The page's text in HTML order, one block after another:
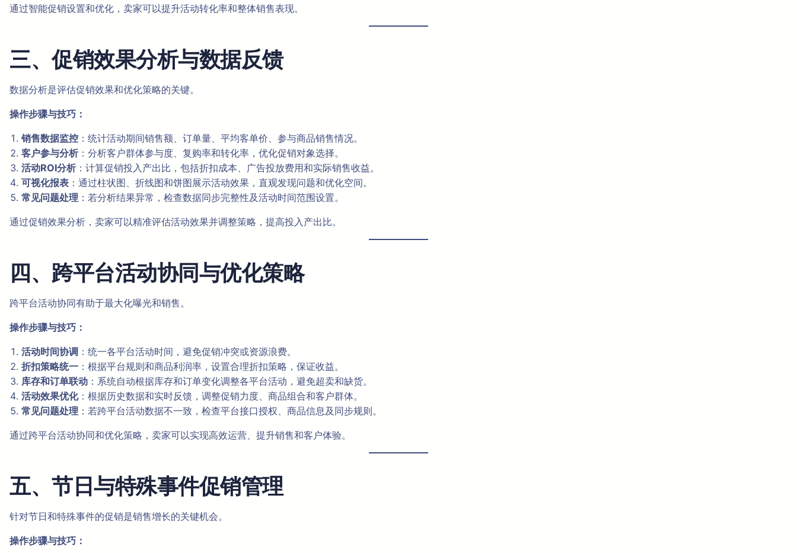
通过智能促销设置和优化，卖家可以提升活动转化率和整体销售表现。
三、促销效果分析与数据反馈
数据分析是评估促销效果和优化策略的关键。
操作步骤与技巧：
销售数据监控 ：统计活动期间销售额、订单量、平均客单价、参与商品销售情况。
客户参与分析：分析客户群体参与度、复购率和转化率，优化促销对象选择。
活动ROI分析：计算促销投入产出比，包括折扣成本、广告投放费用和实际销售收益。
可视化报表 ：通过柱状图、折线图和饼图展示活动效果，直观发现问题和优化空间。
常见问题处理 ：若分析结果异常，检查数据同步完整性及活动时间范围设置。
通过促销效果分析，卖家可以精准评估活动效果并调整策略，提高投入产出比。
四、跨平台活动协同与优化策略
跨平台活动协同有助于最大化曝光和销售。
操作步骤与技巧：
活动时间协调 ：统一各平台活动时间，避免促销冲突或资源浪费。
折扣策略统一 ：根据平台规则和商品利润率，设置合理折扣策略，保证收益。
库存和订单联动 ：系统自动根据库存和订单变化调整各平台活动，避免超卖和缺货。
活动效果优化：根据历史数据和实时反馈，调整促销力度、商品组合和客户群体。
常见问题处理 ：若跨平台活动数据不一致，检查平台接口授权、商品信息及同步规则。
通过跨平台活动协同和优化策略，卖家可以实现高效运营、提升销售和客户体验。
五、节日与特殊事件促销管理
针对节日和特殊事件的促销是销售增长的关键机会。
操作步骤与技巧：